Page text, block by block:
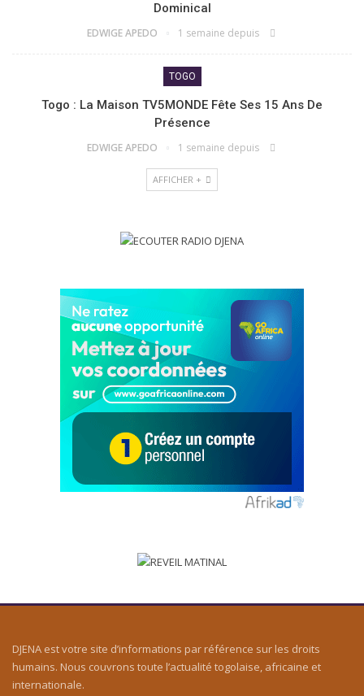
Dominical
EDWIGE APEDO 1 semaine depuis
TOGO
Togo : La Maison TV5MONDE Fête Ses 15 Ans De
Présence
EDWIGE APEDO 1 semaine depuis
AFFICHER +
DJENA est votre site d’informations par référence sur les droits
humains. Nous couvrons toute l’actualité togolaise, africaine et
internationale.